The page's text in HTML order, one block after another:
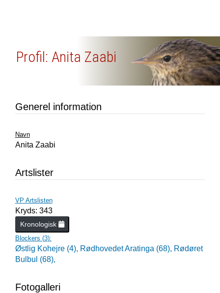
Profil: Anita Zaabi
Generel information
Navn
Anita Zaabi
Artslister
VP Artslisten
Kryds: 343
Kronologisk
Blockers (3):
Østlig Kohejre (4), Rødhovedet Aratinga (68), Rødøret
Bulbul (68),
Fotogalleri